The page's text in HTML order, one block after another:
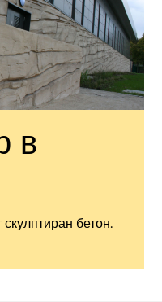
в
бетон.